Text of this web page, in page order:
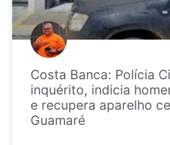
Costa Banca: Polícia
inquérito, indicia
e recupera aparelho
Guamaré